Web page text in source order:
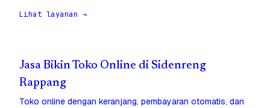
Lihat layanan →
Jasa Bikin Toko Online di Sidenreng
Rappang
Toko online dengan keranjang, pembayaran otomatis, dan